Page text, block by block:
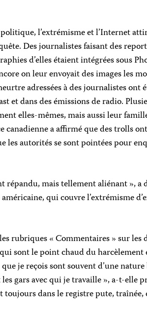
l’extrémisme et l’Internet
Des journalistes faisant des
d’elles étaient intégrées sous
on leur envoyait des images les
adressées à des journalistes ont
et dans des émissions de radio.
elles-mêmes, mais aussi leur
a affirmé que des trolls
les autorités se sont pointées pour
répandu, mais tellement aliénant », a
qui couvre l’extrémisme
rubriques « Commentaires » sur les
sont le point chaud du harcèlement
je reçois sont souvent d’une
gars avec qui je travaille », a-t-elle
toujours dans le registre pute, traînée,